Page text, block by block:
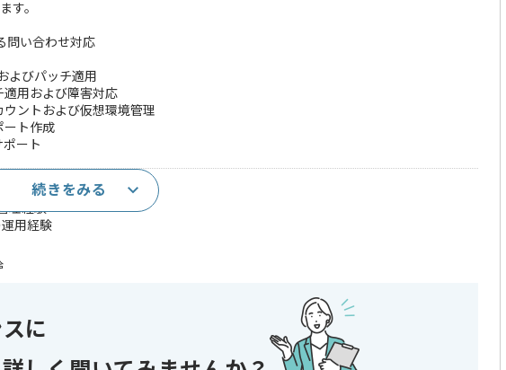
す。
問い合わせ対応
よびパッチ適用
用および障害対応
ントおよび仮想環境管理
ト作成
ート
理経験
用経験
ば申し込み可能なケースもございます！まずはお気軽にご相談ください！
続きをみる
に